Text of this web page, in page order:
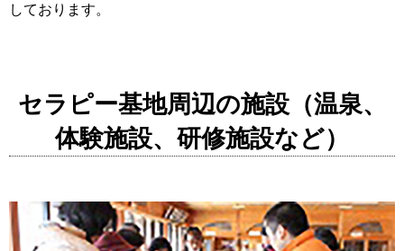
しております。
セラピー基地周辺の施設（温泉、
体験施設、研修施設など）